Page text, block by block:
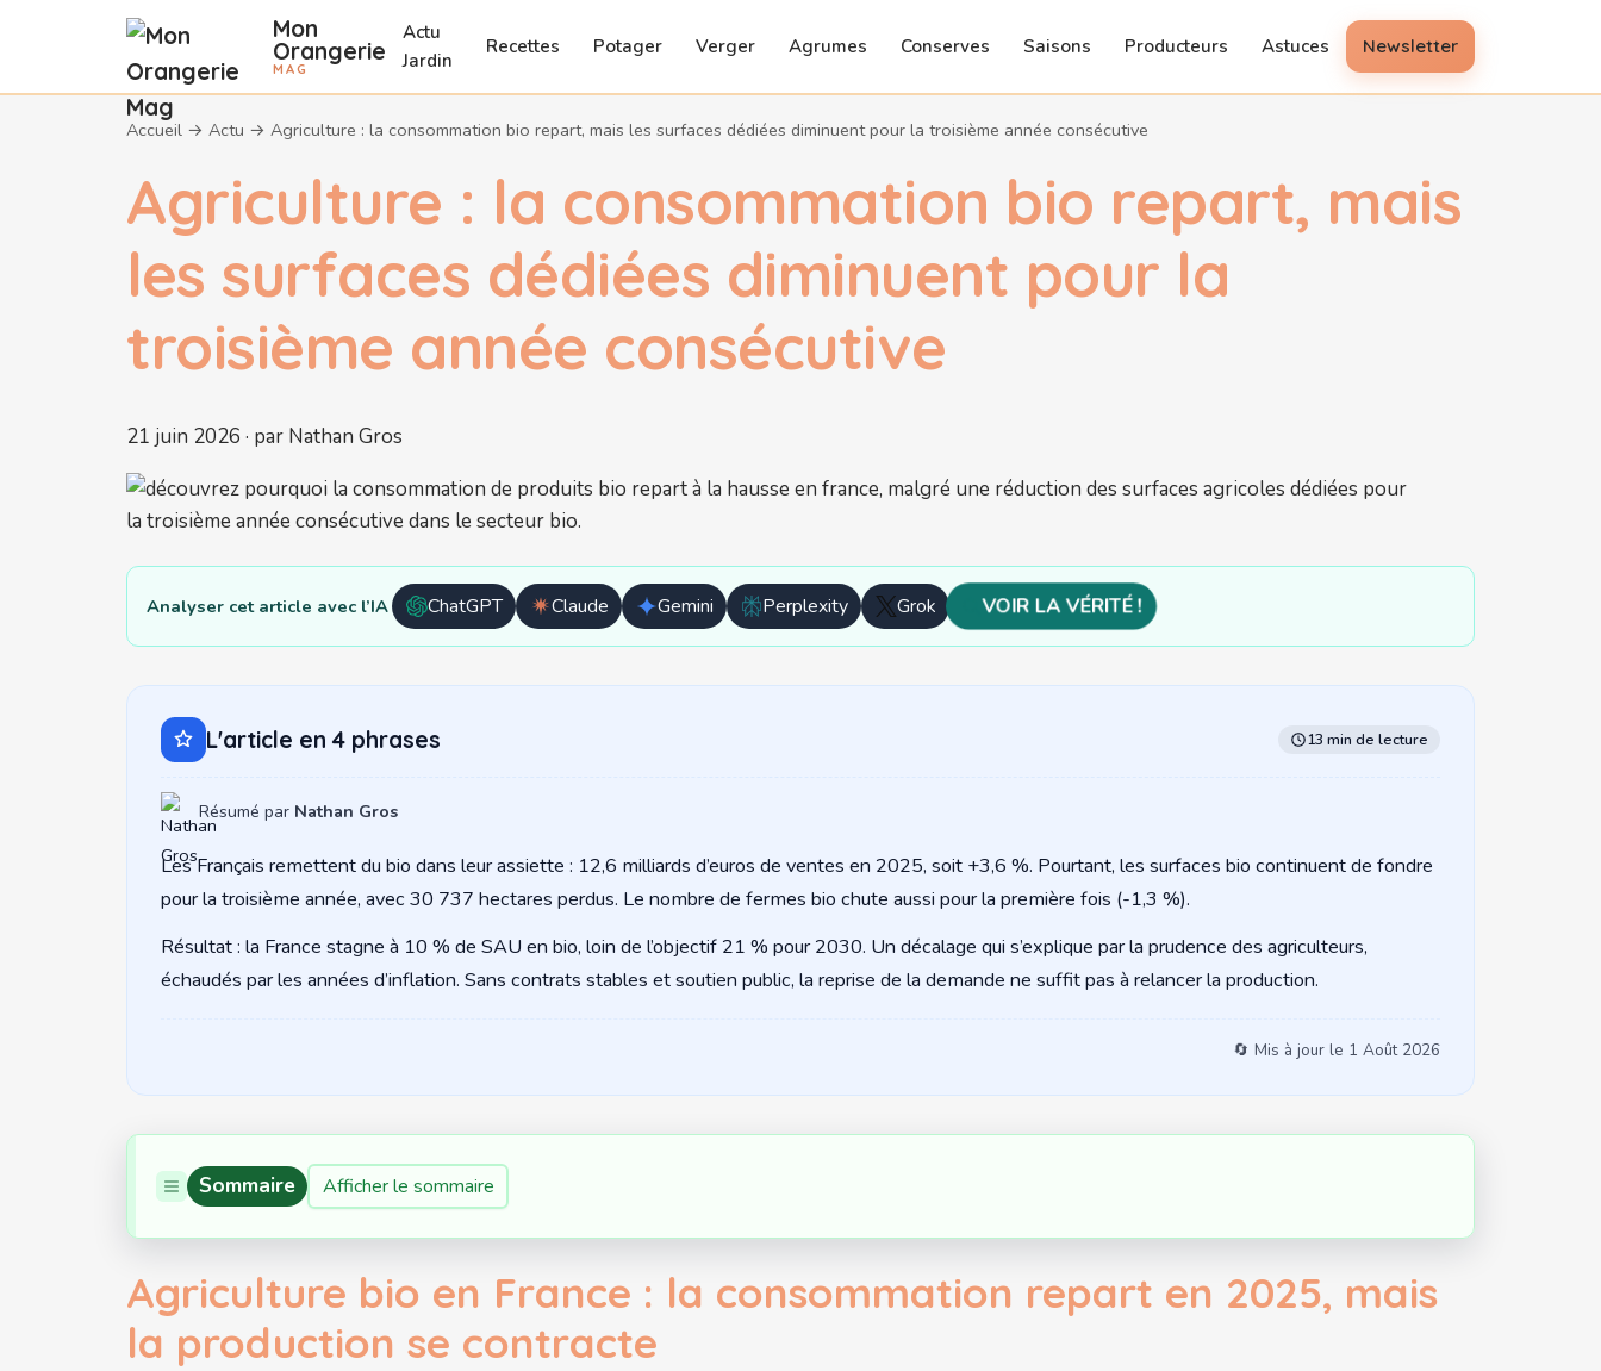
Mon
Orangerie
MAG
Actu
Jardin
Recettes Potager Verger Agrumes Conserves Saisons Producteurs Astuces Newsletter
Accueil → Actu → Agriculture : la consommation bio repart, mais les surfaces dédiées diminuent pour la troisième année consécutive
Agriculture : la consommation bio repart, mais
les surfaces dédiées diminuent pour la
troisième année consécutive
21 juin 2026 · par Nathan Gros
Analyser cet article avec l’IA ChatGPT
Ouvrir
avec
Claude
Ouvrir
avec
Gemini
Ouvrir
avec
Perplexity
Ouvrir
avec
Grok
Ouvrir
avec
VOIR LA VÉRITÉ !
L'article en 4 phrases 13 min de lecture
Résumé par Nathan Gros
Les Français remettent du bio dans leur assiette : 12,6 milliards d’euros de ventes en 2025, soit +3,6 %. Pourtant, les surfaces bio continuent de fondre
pour la troisième année, avec 30 737 hectares perdus. Le nombre de fermes bio chute aussi pour la première fois (-1,3 %).
Résultat : la France stagne à 10 % de SAU en bio, loin de l’objectif 21 % pour 2030. Un décalage qui s’explique par la prudence des agriculteurs,
échaudés par les années d’inflation. Sans contrats stables et soutien public, la reprise de la demande ne suffit pas à relancer la production.
🔄 Mis à jour le 1 Août 2026
Sommaire Afficher le sommaire
Agriculture bio en France : la consommation repart en 2025, mais
la production se contracte